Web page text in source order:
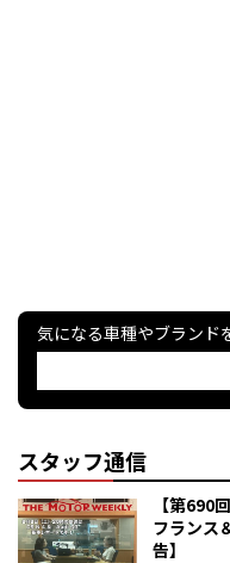
気になる車種やブランド
スタッフ通信
【第690
フランス
告】